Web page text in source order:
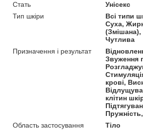
Стать
Унісекс
Тип шкіри
Всі типи
Суха,
(Змішана),
Чутлива
Призначення і результат
Звуження
крові,
клітин
Область застосування
Тіло